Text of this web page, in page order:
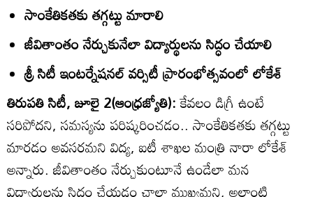
సాంకేతికతకు తగ్గట్టు మారాలి
జీవితాంతం నేర్చుకునేలా విద్యార్థులను సిద్ధం చేయాలి
శ్రీ సిటీ ఇంటర్నేషనల్‌ వర్సిటీ ప్రారంభోత్సవంలో లోకేశ్‌
తిరుపతి సిటీ, జూలై 2(ఆంధ్రజ్యోతి):కేవలం డిగ్రీ ఉంటే
సరిపోదని, సమస్యను పరిష్కరించడం.. సాంకేతికతకు తగ్గట్టు
మారడం అవసరమని విద్య, ఐటీ శాఖల మంత్రి నారా లోకేశ్‌
అన్నారు. జీవితాంతం నేర్చుకుంటూనే ఉండేలా మన